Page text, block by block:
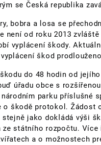
se Česká republika
bobra a losa se
není od roku 2013 zvláště
vyplácení škody.
škod
do 48 hodin od
úřadu obce s
parku příslušné
škodě protokol. Žádost
jako dokládá výši
ze státního rozpočtu.
a o možnostech